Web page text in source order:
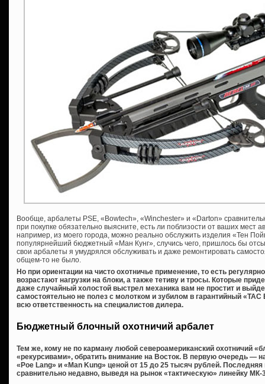
Вообще, арбалеты PSE, «Bowtech», «Winchester» и «Darton»
при покупке обязательно выясните, есть ли поблизости от ваших мест
например, из моего города, можно реально обслужить изделия «Тен
популярнейший бюджетный «Ман Кунг», случись чего, пришлось бы
свои арбалеты я умудрялся обслуживать и даже ремонтировать
общем-то не было.
Но при ориентации на чисто охотничье применение, то есть
возрастают нагрузки на блоки, а также тетиву и тросы. Которые
даже случайный холостой выстрел механика вам не простит и
самостоятельно не полез с молотком и зубилом в гарантийный «TAC
всю ответственность на специалистов дилера.
Бюджетный блочный охотничий арбалет
Тем же, кому не по карману любой североамериканский охотничий
«рекурсивами», обратить внимание на Восток. В первую очередь —
«Poe Lang» и «Man Kung» ценой от 15 до 25 тысяч рублей.
сравнительно недавно, выведя на рынок «тактическую» линейку